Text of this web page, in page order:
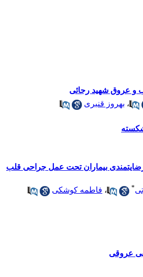
و عروق شهید رجائی
، بهروز قنبری
بیماران تحت عمل جراحی قلب
* ، فاطمه کوشکی
عروقی